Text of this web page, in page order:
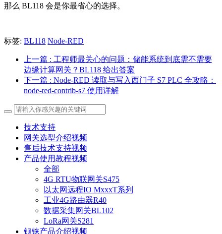
那么 BL118 会是你最省心的选择。
标签: BL118 Node-RED
上一篇 : 工程师最关心的问题：储能系统到底需不需要
边缘计算网关？BL118 给出答案
下一篇 : Node-RED 读取与写入西门子 S7 PLC 全攻略：
node-red-contrib-s7 使用详解
技术支持
网关选型介绍视频
售后技术支持视频
产品使用教程视频
全部
4G RTU物联网关S475
以太网远程IO MxxxT系列
工业4G路由器R40
数据采集网关BL102
LoRa网关S281
钡铼产品介绍视频